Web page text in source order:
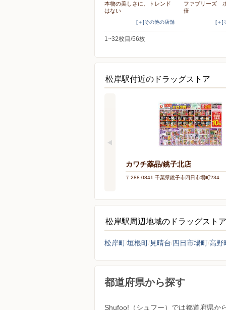
本物の美しさに、トレンド
はない
[＋]その他の店舗
ファブリーズ
倍
[＋]
1~32枚目/56枚
松岸駅付近のドラッグストア
カワチ薬品/銚子北店
〒288-0841 千葉県銚子市四日市場町234
松岸駅周辺地域のドラッグスト
松岸町垣根町 見晴台 四日市場町高野
都道府県から探す
Shufoo!（シュフー）では都道府県か